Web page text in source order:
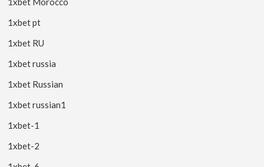
1xbet pt
1xbet RU
1xbet russia
1xbet Russian
1xbet russian1
1xbet-1
1xbet-2